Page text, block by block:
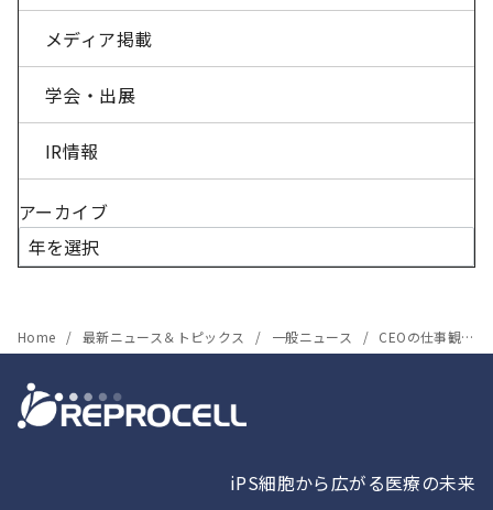
メディア掲載
学会・出展
IR情報
アーカイブ
Home 最新ニュース＆トピックス 一般ニュース CEOの仕事観に迫るメディア「CEO VOiCE」に代表取締役社長 横山周史のインタビューが掲載されました。
iPS細胞から広がる医療の未来